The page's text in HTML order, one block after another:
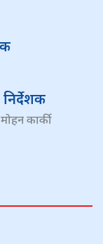
निर्देशक
मोहन कार्की